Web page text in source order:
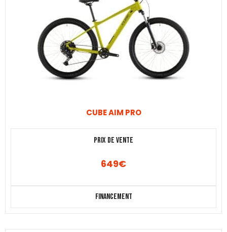
CUBE AIM PRO
Prix de vente
649€
Financement